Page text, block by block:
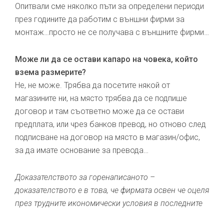
Опитвали сме няколко пъти за определени периоди
през годините да работим с външни фирми за
монтаж…просто не се получава с външните фирми…
Може ли да се остави капаро на човека, който
взема размерите?
Не, не може. Трябва да посетите някой от
магазините ни, на място трябва да се подпише
договор и там съответно може да се остави
предплата, или чрез банков превод, но отново след
подписване на договор на място в магазин/офис,
за да имате основание за превода…
Доказателството за горенаписаното –
доказателството е в това, че фирмата освен че оцеля
през трудните икономически условия в последните